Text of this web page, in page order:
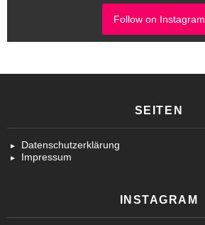
Follow on Instagram
SEITEN
Datenschutzerklärung
Impressum
INSTAGRAM